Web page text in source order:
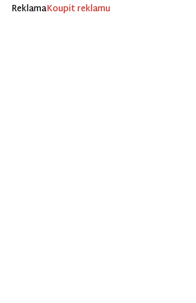
ReklamaKoupit reklamu